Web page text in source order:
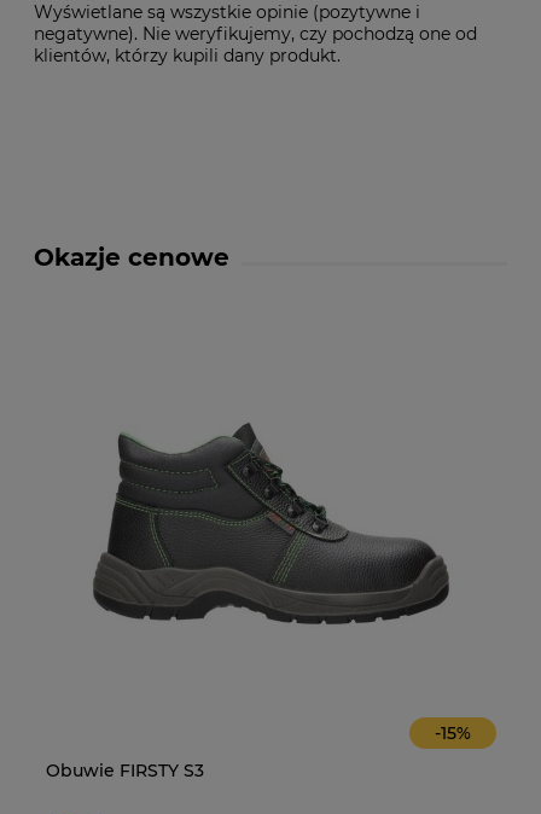
Wyświetlane są wszystkie opinie (pozytywne i
negatywne). Nie weryfikujemy, czy pochodzą one od
klientów, którzy kupili dany produkt.
Okazje cenowe
-15%
Obuwie FIRSTY S3